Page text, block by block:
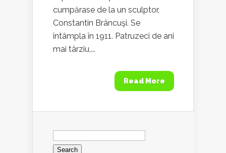
cumpărase de la un sculptor,
Constantin Brâncuşi. Se
întâmpla în 1911. Patruzeci de ani
mai târziu,...
Read More
Search
for: